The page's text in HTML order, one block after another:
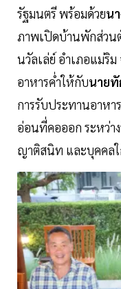
รัฐมนตรี พร้อมด้วยน
ภาพเปิดบ้านพักส่วน
นวัลเล่ย์ อำเภอแม่ริม
อาหารค่ำให้กับนาย
การรับประทานอาห
อ่อนที่คอออก ระหว่า
ญาติสนิท และบุคคลใ